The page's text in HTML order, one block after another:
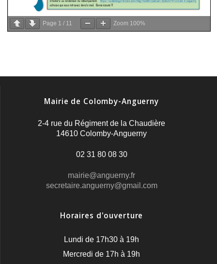
Page 1 / 11 Zoom 100%
Mairie de Colomby-Anguerny
2-4 rue du Régiment de la Chaudière
14610 Colomby-Anguerny
02 31 80 08 30
mairie@anguerny.fr
secretaire.anguerny@gmail.com
Horaires d'ouverture
Lundi de 17h30 à 19h
Mercredi de 17h à 19h